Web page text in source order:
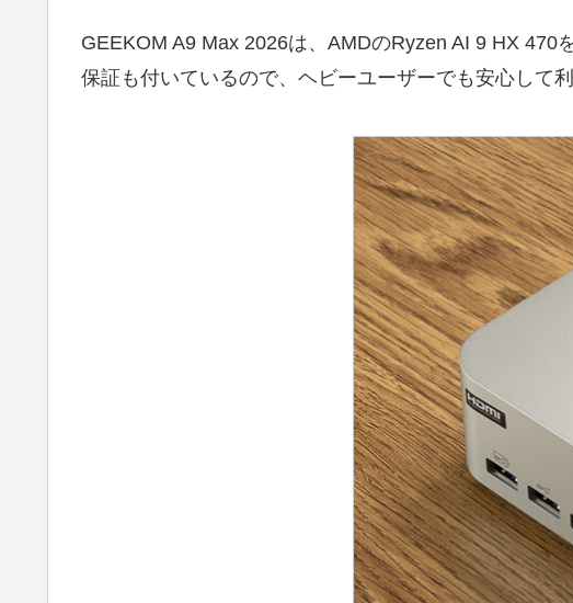
GEEKOM A9 Max 2026は、AMDのRyzen AI 9 HX
保証も付いているので、ヘビーユーザーでも安心して利